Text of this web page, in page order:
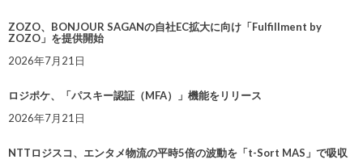
ZOZO、BONJOUR SAGANの自社EC拡大に向け「Fulfillment by
ZOZO」を提供開始
2026年7月21日
ロジポケ、「パスキー認証（MFA）」機能をリリース
2026年7月21日
NTTロジスコ、エンタメ物流の平時5倍の波動を「t-Sort MAS」で吸収